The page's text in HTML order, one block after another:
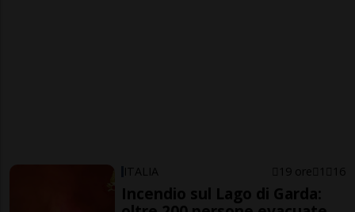
ITALIA 19 ore 1 16
Incendio sul Lago di Garda: